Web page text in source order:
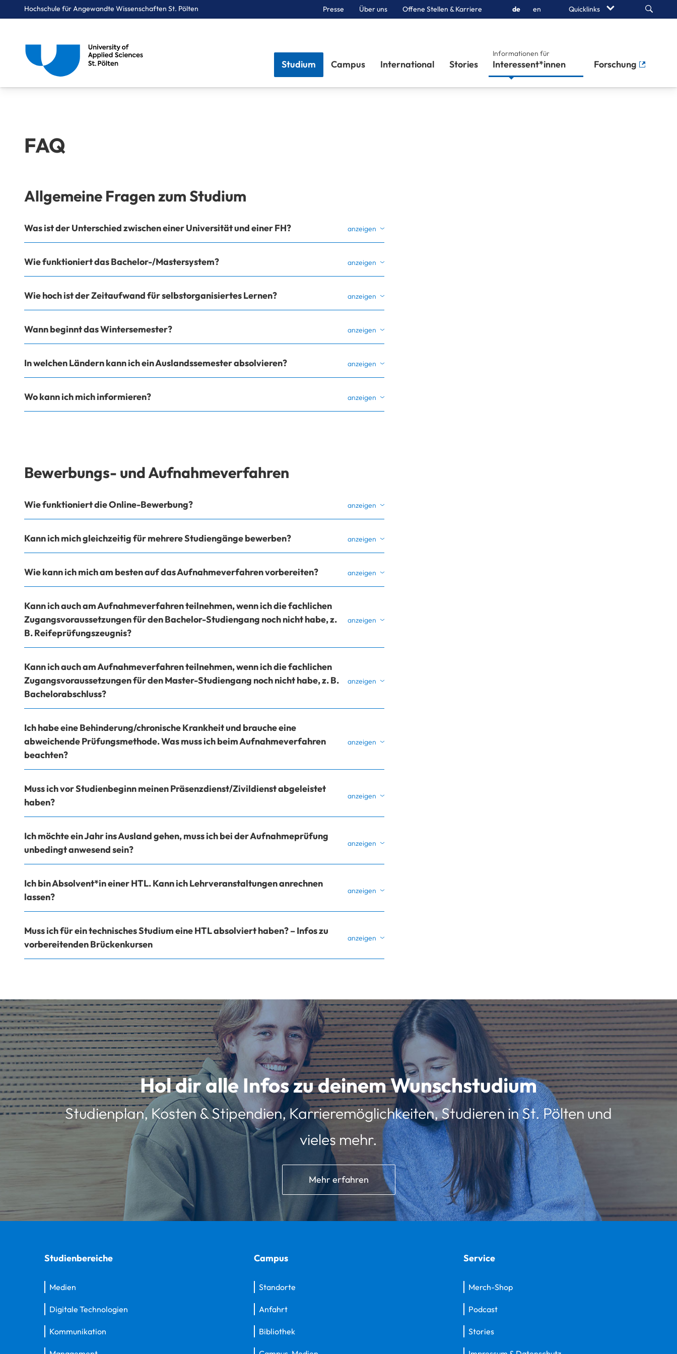
Hochschule für Angewandte Wissenschaften St. Pölten Presse Über uns Offene Stellen & Karriere de en Quicklinks Search
Studium Campus International Stories
Informationen für
Interessent*innen Forschung
FAQ
Allgemeine Fragen zum Studium
Was ist der Unterschied zwischen einer Universität und einer FH?
Wie funktioniert das Bachelor-/Mastersystem?
Wie hoch ist der Zeitaufwand für selbstorganisiertes Lernen?
Wann beginnt das Wintersemester?
In welchen Ländern kann ich ein Auslandssemester absolvieren?
Wo kann ich mich informieren?
Bewerbungs- und Aufnahmeverfahren
Wie funktioniert die Online-Bewerbung?
Kann ich mich gleichzeitig für mehrere Studiengänge bewerben?
Wie kann ich mich am besten auf das Aufnahmeverfahren vorbereiten?
Kann ich auch am Aufnahmeverfahren teilnehmen, wenn ich die fachlichen
Zugangsvoraussetzungen für den Bachelor-Studiengang noch nicht habe, z.
B. Reifeprüfungszeugnis?
Kann ich auch am Aufnahmeverfahren teilnehmen, wenn ich die fachlichen
Zugangsvoraussetzungen für den Master-Studiengang noch nicht habe, z. B.
Bachelorabschluss?
Ich habe eine Behinderung/chronische Krankheit und brauche eine
abweichende Prüfungsmethode. Was muss ich beim Aufnahmeverfahren
beachten?
Muss ich vor Studienbeginn meinen Präsenzdienst/Zivildienst abgeleistet
haben?
Ich möchte ein Jahr ins Ausland gehen, muss ich bei der Aufnahmeprüfung
unbedingt anwesend sein?
Ich bin Absolvent*in einer HTL. Kann ich Lehrveranstaltungen anrechnen
lassen?
Muss ich für ein technisches Studium eine HTL absolviert haben? – Infos zu
vorbereitenden Brückenkursen
Hol dir alle Infos zu deinem Wunschstudium
Studienplan, Kosten & Stipendien, Karrieremöglichkeiten, Studieren in St. Pölten und
vieles mehr.
Mehr erfahren
Studienbereiche
Medien
Digitale Technologien
Kommunikation
Campus
Standorte
Anfahrt
Bibliothek
Service
Merch-Shop
Podcast
Stories